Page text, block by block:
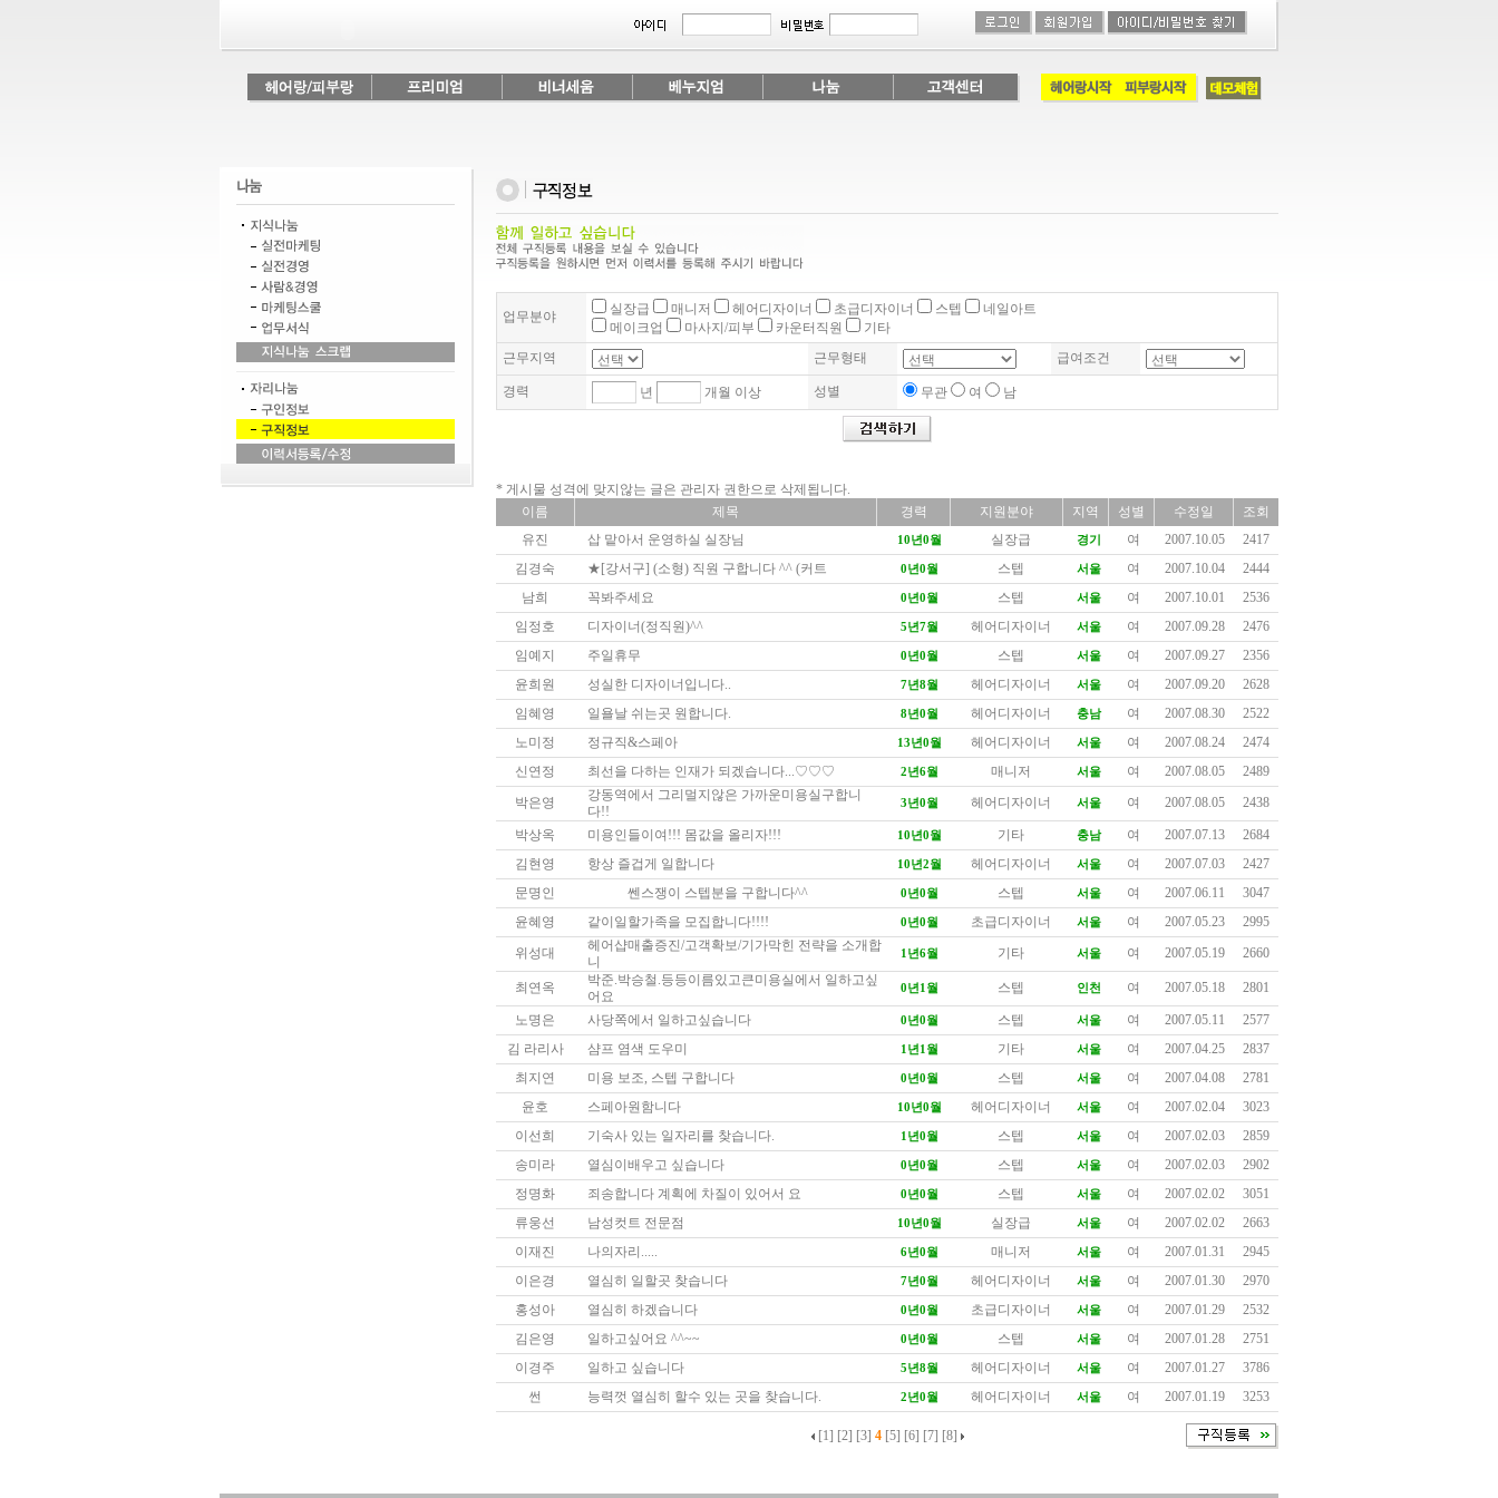
업무분야 실장급 매니저 헤어디자이너 초급디자이너 스텝
네일아트
메이크업
마사지/피부 카운터직원
기타
근무지역
근무형태 급여조건
경력 년 개월 이상 성별 무관 여 남
* 게시물 성격에 맞지않는 글은 관리자 권한으로 삭제됩니다.
이름
제목 경력 지원분야 지역 성별 수정일
조회
유진
삽 맡아서 운영하실 실장님 10년0월 실장급 경기 여 2007.10.05
2417
김경숙
★[강서구] (소형) 직원 구합니다 ^^ (커트 0년0월 스텝 서울 여 2007.10.04
2444
남희
꼭봐주세요 0년0월 스텝 서울 여 2007.10.01
2536
임정호
디자이너(정직원)^^ 5년7월 헤어디자이너 서울 여 2007.09.28
2476
임예지
주일휴무 0년0월 스텝 서울 여 2007.09.27
2356
윤희원
성실한 디자이너입니다.. 7년8월 헤어디자이너 서울 여 2007.09.20
2628
임혜영
일욜날 쉬는곳 원합니다. 8년0월 헤어디자이너 충남 여 2007.08.30
2522
노미정
정규직&스페아 13년0월 헤어디자이너 서울 여 2007.08.24
2474
신연정
최선을 다하는 인재가 되겠습니다...♡♡♡ 2년6월 매니저 서울 여 2007.08.05
2489
박은영
강동역에서 그리멀지않은 가까운미용실구합니
다!!
3년0월 헤어디자이너 서울 여 2007.08.05 2438
박상옥 미용인들이여!!! 몸값을 올리자!!! 10년0월 기타 충남 여 2007.07.13
2684
김현영
항상 즐겁게 일합니다 10년2월 헤어디자이너 서울 여 2007.07.03
2427
문명인
쎈스쟁이 스텝분을 구합니다^^ 0년0월 스텝 서울 여 2007.06.11
3047
윤혜영
같이일할가족을 모집합니다!!!! 0년0월 초급디자이너 서울 여 2007.05.23
2995
위성대
헤어샵매출증진/고객확보/기가막힌 전략을 소개합
니
1년6월 기타 서울 여 2007.05.19 2660
최연옥
박준.박승철.등등이름있고큰미용실에서 일하고싶
어요
0년1월 스텝 인천 여 2007.05.18 2801
노명은 사당쪽에서 일하고싶습니다 0년0월 스텝 서울 여 2007.05.11
2577
김 라리사
샴프 염색 도우미 1년1월 기타 서울 여 2007.04.25
2837
최지연
미용 보조, 스텝 구합니다 0년0월 스텝 서울 여 2007.04.08
2781
윤호
스페아원함니다 10년0월 헤어디자이너 서울 여 2007.02.04
3023
이선희
기숙사 있는 일자리를 찾습니다. 1년0월 스텝 서울 여 2007.02.03
2859
송미라
열심이배우고 싶습니다 0년0월 스텝 서울 여 2007.02.03
2902
정명화
죄송합니다 계획에 차질이 있어서 요 0년0월 스텝 서울 여 2007.02.02
3051
류웅선
남성컷트 전문점 10년0월 실장급 서울 여 2007.02.02
2663
이재진
나의자리..... 6년0월 매니저 서울 여 2007.01.31
2945
이은경
열심히 일할곳 찾습니다 7년0월 헤어디자이너 서울 여 2007.01.30
2970
홍성아
열심히 하겠습니다 0년0월 초급디자이너 서울 여 2007.01.29
2532
김은영
일하고싶어요 ^^~~ 0년0월 스텝 서울 여 2007.01.28
2751
이경주
일하고 싶습니다 5년8월 헤어디자이너 서울 여 2007.01.27
3786
썬
능력껏 열심히 할수 있는 곳을 찾습니다. 2년0월 헤어디자이너 서울 여 2007.01.19 3253
[1] [2] [3] 4 [5] [6] [7] [8]